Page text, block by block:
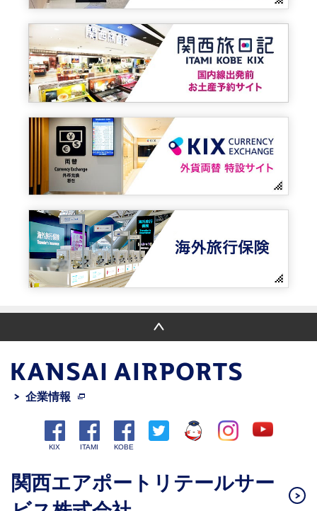
企業情報
関西エアポートリテールサー